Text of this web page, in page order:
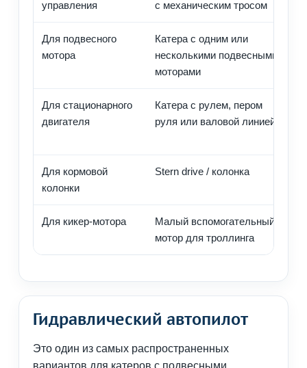
управления
с механическим тросом
Для подвесного
мотора
Катера с одним или
несколькими подвесными
моторами
Для стационарного
двигателя
Катера с рулем, пером
руля или валовой линией
Для кормовой
колонки
Stern drive / колонка
Для кикер-мотора
Малый вспомогательный
мотор для троллинга
Гидравлический автопилот
Это один из самых распространенных
вариантов для катеров с подвесными